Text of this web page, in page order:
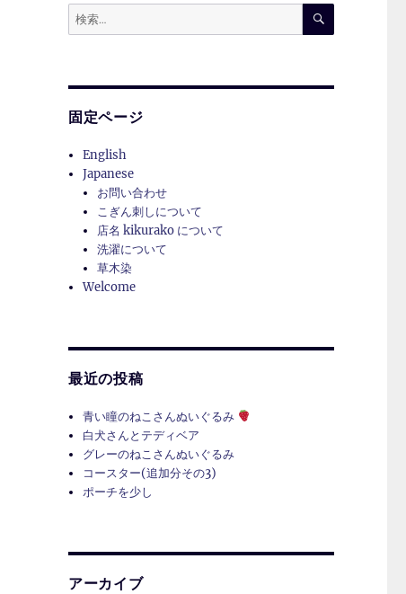
検
索:
検
固定ページ
English
Japanese
お問い合わせ
こぎん刺しについて
店名 kikurako について
洗濯について
草木染
Welcome
最近の投稿
青い瞳のねこさんぬいぐるみ
白犬さんとテディベア
グレーのねこさんぬいぐるみ
コースター(追加分その3)
ポーチを少し
アーカイブ